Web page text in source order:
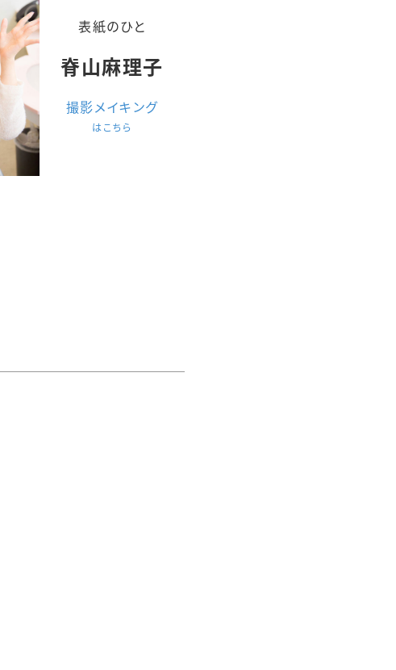
表紙のひと
脊山麻理子
撮影メイキング
はこちら